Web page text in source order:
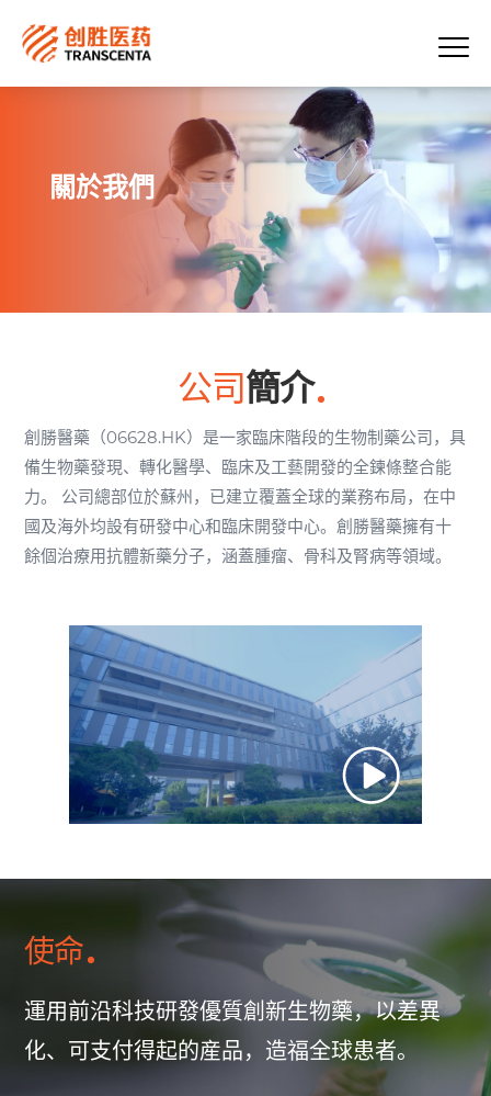
關於我們
公司簡介
創勝醫藥（06628.HK）是一家臨床階段的生物制藥公司，具
備生物藥發現、轉化醫學、臨床及工藝開發的全鍊條整合能
力。 公司總部位於蘇州，已建立覆蓋全球的業務布局，在中
國及海外均設有研發中心和臨床開發中心。創勝醫藥擁有十
餘個治療用抗體新藥分子，涵蓋腫瘤、骨科及腎病等領域。
使命
運用前沿科技研發優質創新生物藥，以差異
化、可支付得起的産品，造福全球患者。